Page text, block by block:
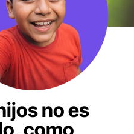
no es
como